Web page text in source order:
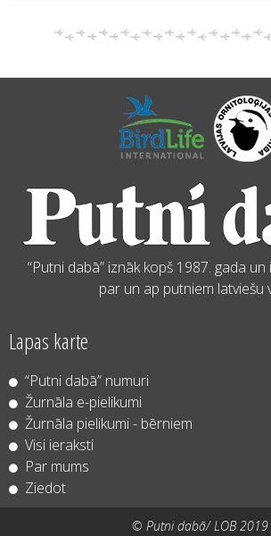
“Putni dabā” iznāk kopš 1987. gada
par un ap putniem latviešu
Lapas karte
“Putni dabā” numuri
Žurnāla e-pielikumi
Žurnāla pielikumi - bērniem
Visi ieraksti
Par mums
Ziedot
© Putni dabā/ LOB 2019